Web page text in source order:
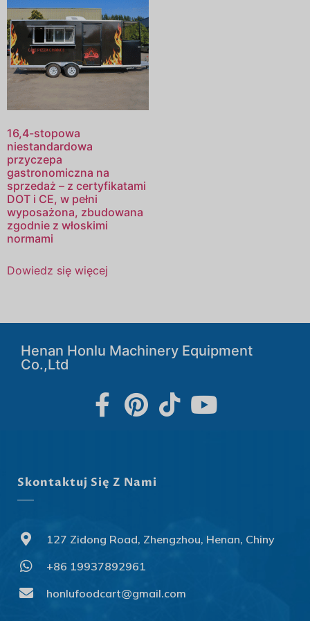
16,4-stopowa
niestandardowa
przyczepa
gastronomiczna na
sprzedaż – z certyfikatami
DOT i CE, w pełni
wyposażona, zbudowana
zgodnie z włoskimi
normami
Dowiedz się więcej
Henan Honlu Machinery Equipment
Co.,Ltd
Skontaktuj Się Z Nami
127 Zidong Road, Zhengzhou, Henan, Chiny
+86 19937892961
honlufoodcart@gmail.comSlovenčina